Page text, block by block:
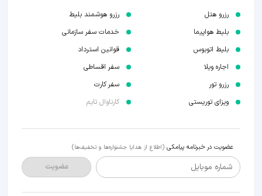
رزرو هتل
بلیط هواپیما
بلیط اتوبوس
اجاره ویلا
رزرو تور
ویزای توریستی
رزرو هوشمند بلیط
خدمات سفر سازمانی
قوانین استرداد
سفر اقساطی
سفر کارت
کارناوال تایم
عضویت در خبرنامه پیامکی (اطلاع از هدایا جشنواره‌ها و تخفیف‌ها)
شماره موبایل عضویت